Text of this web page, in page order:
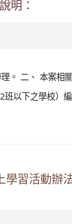
明：
二、 本案相
以下之學校）
習活動辦